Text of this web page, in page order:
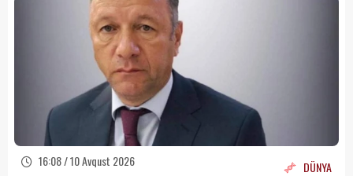
16:08 / 10 Avqust 2026 DÜNYA